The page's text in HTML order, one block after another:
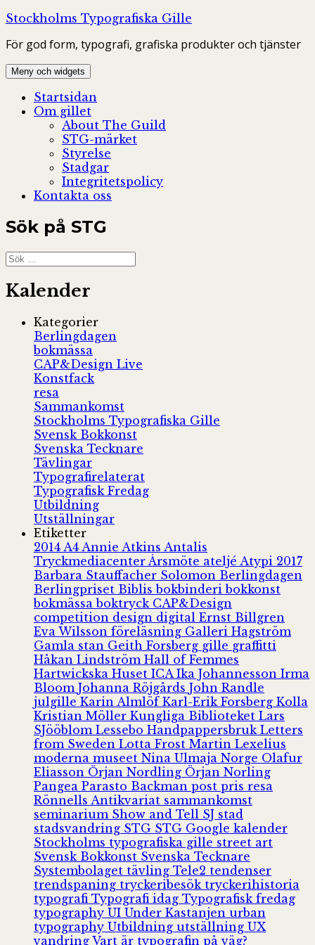
Hoppa
innehåll
Stockholms Typografiska Gille
För god form, typografi, grafiska produkter och tjänster
Meny och widgets
Startsidan
Om gillet
About The Guild
STG-märket
Styrelse
Stadgar
Integritetspolicy
Kontakta oss
Sök på STG
Sök
efter:
Kalender
Kategorier
Berlingdagen
bokmässa
CAP&Design Live
Konstfack
resa
Sammankomst
Stockholms Typografiska Gille
Svensk Bokkonst
Svenska Tecknare
Tävlingar
Typografirelaterat
Typografisk Fredag
Utbildning
Utställningar
Etiketter
2014 A4 Annie Atkins Antalis
Tryckmediacenter Årsmöte ateljé Atypi 2017
Barbara Stauffacher Solomon Berlingdagen
Berlingpriset Biblisbokbinderibokkonst
bokmässaboktryck CAP&Design
competition design digital Ernst Billgren
Eva Wilsson föreläsning Galleri Hagström
Gamla stan Geith Forsberg gille graffitti
Håkan Lindström Hall of Femmes
Hartwickska Huset ICA Ika Johannesson Irma
Bloom Johanna Röjgårds John Randle
julgille Karin Almlöf Karl-Erik Forsberg Kolla
Kristian Möller Kungliga Biblioteket Lars
SJööblom Lessebo Handpappersbruk Letters
from Sweden Lotta Frost Martin Lexelius
moderna museet Nina Ulmaja Norge Olafur
Eliasson Örjan Nordling Örjan Norling
Pangea Parasto Backman post pris resa
Rönnells Antikvariat sammankomst
seminarium Show and Tell SJ stad
stadsvandring STG STG Google kalender
Stockholms typografiska gille street art
Svensk Bokkonst Svenska Tecknare
Systembolaget tävling Tele2 tendenser
trendspaning tryckeribesök tryckerihistoria
typografi Typografi idag Typografisk fredag
typography UI Under Kastanjen urban
typography Utbildning utställning UX
vandring Vart är typografin på väg?